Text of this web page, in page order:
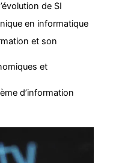
de SI
en informatique
et son
et
d’information